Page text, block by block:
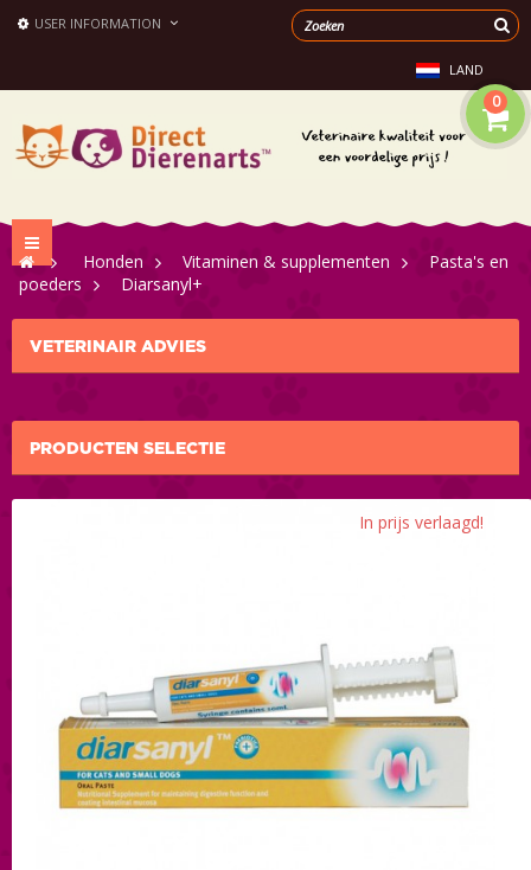
USER INFORMATION
LAND
0
Toggle
navigation
> Honden > Vitaminen & supplementen >
Pasta's en
poeders > Diarsanyl+
VETERINAIR ADVIES
PRODUCTEN SELECTIE
In prijs verlaagd!